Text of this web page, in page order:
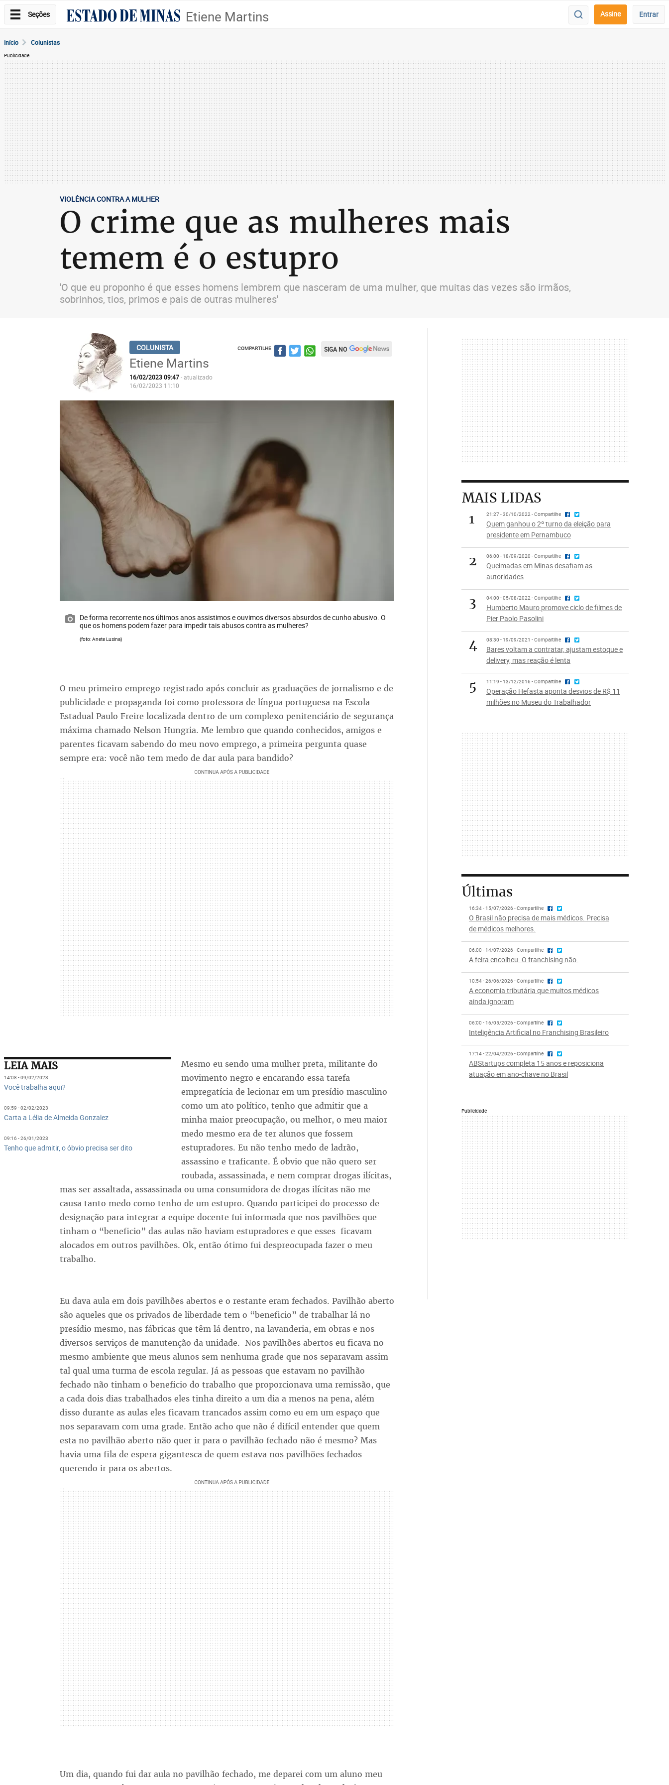
Seções Etiene Martins Assine Entrar
Início Colunistas
Publicidade
VIOLÊNCIA CONTRA A MULHER
O crime que as mulheres mais
temem é o estupro
'O que eu proponho é que esses homens lembrem que nasceram de uma mulher, que muitas das vezes são irmãos,
sobrinhos, tios, primos e pais de outras mulheres'
Etiene Martins
16/02/2023 09:47- atualizado
16/02/2023 11:10
COMPARTILHE SIGA NO
De forma recorrente nos últimos anos assistimos e ouvimos diversos absurdos de cunho abusivo. O
que os homens podem fazer para impedir tais abusos contra as mulheres?
(foto: Anete Lusina)
O meu primeiro emprego registrado após concluir as graduações de jornalismo e de
publicidade e propaganda foi como professora de língua portuguesa na Escola
Estadual Paulo Freire localizada dentro de um complexo penitenciário de segurança
máxima chamado Nelson Hungria. Me lembro que quando conhecidos, amigos e
parentes ficavam sabendo do meu novo emprego, a primeira pergunta quase
sempre era: você não tem medo de dar aula para bandido?
LEIA MAIS
14:08 - 09/02/2023
Você trabalha aqui?
09:59 - 02/02/2023
Carta a Lélia de Almeida Gonzalez
09:16 - 26/01/2023
Tenho que admitir, o óbvio precisa ser dito
Mesmo eu sendo uma mulher preta, militante do
movimento negro e encarando essa tarefa
empregatícia de lecionar em um presídio masculino
como um ato político, tenho que admitir que a
minha maior preocupação, ou melhor, o meu maior
medo mesmo era de ter alunos que fossem
estupradores. Eu não tenho medo de ladrão,
assassino e traficante. É obvio que não quero ser
roubada, assassinada, e nem comprar drogas ilícitas,
mas ser assaltada, assassinada ou uma consumidora de drogas ilícitas não me
causa tanto medo como tenho de um estupro. Quando participei do processo de
designação para integrar a equipe docente fui informada que nos pavilhões que
tinham o “beneficio” das aulas não haviam estupradores e que esses ficavam
alocados em outros pavilhões. Ok, então ótimo fui despreocupada fazer o meu
trabalho.
Eu dava aula em dois pavilhões abertos e o restante eram fechados. Pavilhão aberto
são aqueles que os privados de liberdade tem o “beneficio” de trabalhar lá no
presídio mesmo, nas fábricas que têm lá dentro, na lavanderia, em obras e nos
diversos serviços de manutenção da unidade. Nos pavilhões abertos eu ficava no
mesmo ambiente que meus alunos sem nenhuma grade que nos separavam assim
tal qual uma turma de escola regular. Já as pessoas que estavam no pavilhão
fechado não tinham o beneficio do trabalho que proporcionava uma remissão, que
a cada dois dias trabalhados eles tinha direito a um dia a menos na pena, além
disso durante as aulas eles ficavam trancados assim como eu em um espaço que
nos separavam com uma grade. Então acho que não é difícil entender que quem
esta no pavilhão aberto não quer ir para o pavilhão fechado não é mesmo? Mas
havia uma fila de espera gigantesca de quem estava nos pavilhões fechados
querendo ir para os abertos.
Um dia, quando fui dar aula no pavilhão fechado, me deparei com um aluno meu
MAIS LIDAS
1
21:27 - 30/10/2022 - Compartilhe
Quem ganhou o 2º turno da eleição para
presidente em Pernambuco
2 06:00 - 18/09/2020 - Compartilhe
Queimadas em Minas desafiam as
autoridades
3 04:00 - 05/08/2022 - Compartilhe
Humberto Mauro promove ciclo de filmes de
Pier Paolo Pasolini
4 08:30 - 19/09/2021 - Compartilhe
Bares voltam a contratar, ajustam estoque e
delivery, mas reação é lenta
5 11:19 - 13/12/2016 - Compartilhe
Operação Hefasta aponta desvios de R$ 11
milhões no Museu do Trabalhador
Últimas
16:34 - 15/07/2026 - Compartilhe
O Brasil não precisa de mais médicos. Precisa
de médicos melhores.
06:00 - 14/07/2026 - Compartilhe
A feira encolheu. O franchising não.
10:54 - 26/06/2026 - Compartilhe
A economia tributária que muitos médicos
ainda ignoram
06:00 - 16/05/2026 - Compartilhe
Inteligência Artificial no Franchising Brasileiro
17:14 - 22/04/2026 - Compartilhe
ABStartups completa 15 anos e reposiciona
atuação em ano-chave no Brasil
Publicidade